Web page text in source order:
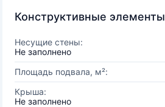
Конструктивные элементы
Несущие стены:
Не заполнено
Площадь подвала, м²:
Крыша:
Не заполнено